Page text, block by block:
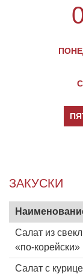
ЗАКУСКИ
Салат из
«по-корейски»
Салат с